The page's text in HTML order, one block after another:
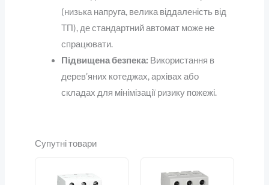
(низька напруга, велика віддаленість від
ТП), де стандартний автомат може не
спрацювати.
Підвищена безпека: Використання в
дерев’яних котеджах, архівах або
складах для мінімізації ризику пожежі.
Супутні товари